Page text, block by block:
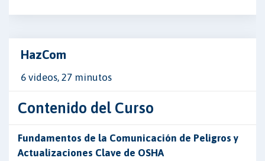
HazCom
6 videos, 27 minutos
Contenido del Curso
Fundamentos de la Comunicación de Peligros y
Actualizaciones Clave de OSHA